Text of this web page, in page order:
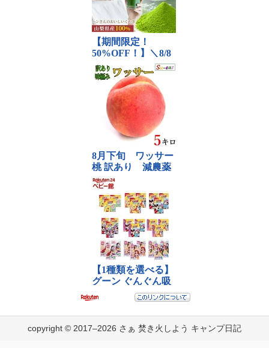
copyright © 2017–2026 さぁ 焚き火しよう キャンプ日記